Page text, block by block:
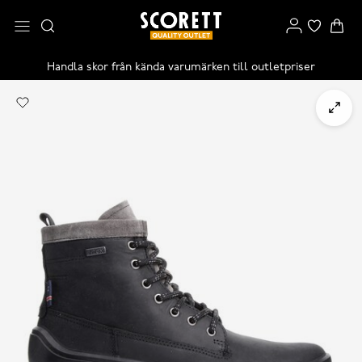
Handla skor från kända varumärken till outletpriser